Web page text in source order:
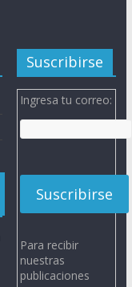
Suscribirse
Ingresa tu correo:
Para recibir
nuestras
publicaciones